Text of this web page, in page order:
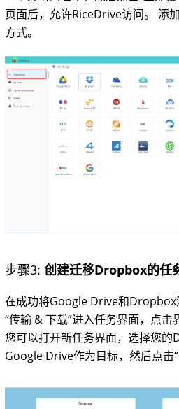
页面后，允许RiceDrive访问。 添
方式。
步骤3: 创建迁移Dropbox的任
在成功将Google Drive和Dropbox
“传输 & 下载”进入任务界面，点击
您可以打开新任务界面，选择您
Google Drive作为目标，然后点击